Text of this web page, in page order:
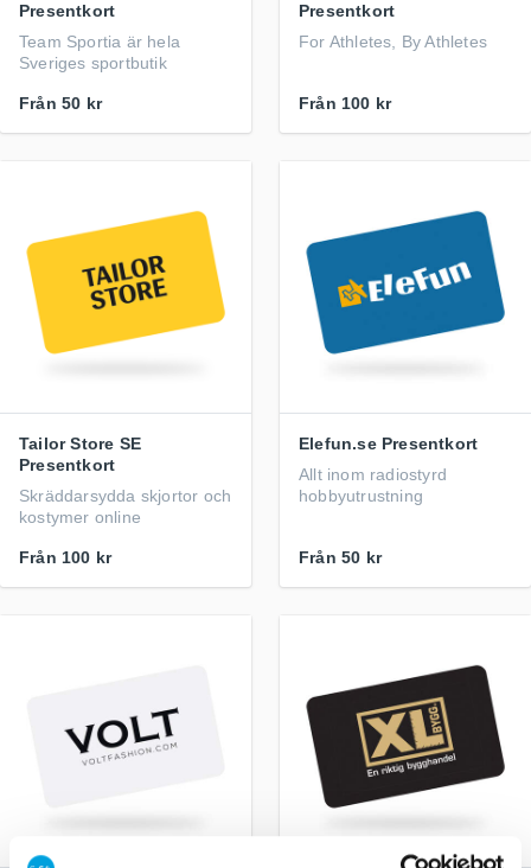
Presentkort
Team Sportia är hela
Sveriges sportbutik
Från 50 kr
Presentkort
For Athletes, By Athletes
Från 100 kr
Tailor Store SE
Presentkort
Skräddarsydda skjortor och
kostymer online
Från 100 kr
Elefun.se Presentkort
Allt inom radiostyrd
hobbyutrustning
Från 50 kr